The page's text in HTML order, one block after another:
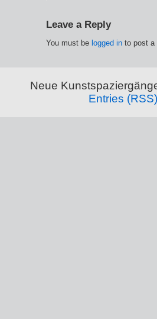
Leave a Reply
You must be logged in to post a
Neue
Entries (RSS)